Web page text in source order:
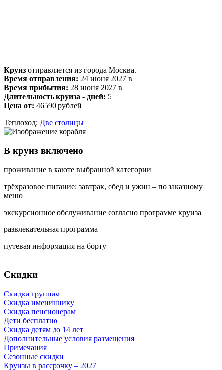
Круиз отправляется из города Москва.
Время отправления: 24 июня 2027 в
Время прибытия: 28 июня 2027 в
Длительность круиза - дней: 5
Цена от: 46590 рублей
Теплоход: Две столицы
В круиз включено
проживание в каюте выбранной категории
трёхразовое питание: завтрак, обед и ужин – по заказному
меню
экскурсионное обслуживание согласно программе круиза
развлекательная программа
путевая информация на борту
Скидки
Скидка группам
Скидка имениннику
Скидка пенсионерам
Дети бесплатно
Скидка детям до 14 лет
Дополнительные условия размещения
Примечания
Сезонные скидки
Круизы в рассрочку – 2027